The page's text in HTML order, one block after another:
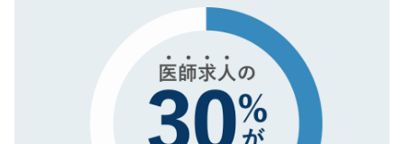
で、機密保持に関してもご安心ください。